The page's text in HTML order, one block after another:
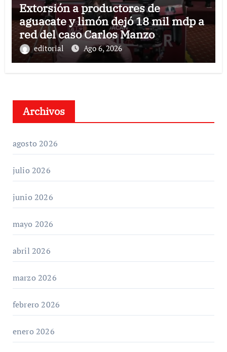
Extorsión a productores de
aguacate y limón dejó 18 mil mdp a
red del caso Carlos Manzo
editorial Ago 6, 2026
Archivos
agosto 2026
julio 2026
junio 2026
mayo 2026
abril 2026
marzo 2026
febrero 2026
enero 2026